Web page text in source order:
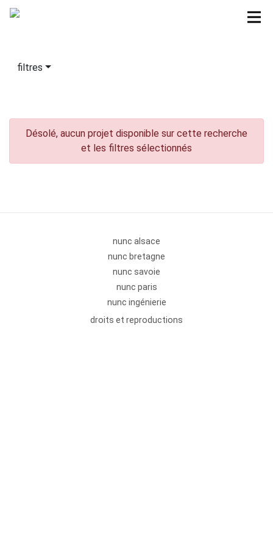
filtres
Désolé, aucun projet disponible sur cette recherche
et les filtres sélectionnés
nunc alsace
nunc bretagne
nunc savoie
nunc paris
nunc ingénierie
droits et reproductions